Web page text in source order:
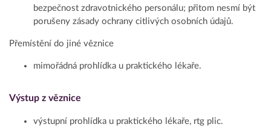
bezpečnost zdravotnického personálu; přitom nesmí být
porušeny zásady ochrany citlivých osobních údajů.
Přemístění do jiné věznice
mimořádná prohlídka u praktického lékaře.
Výstup z věznice
výstupní prohlídka u praktického lékaře, rtg plic.